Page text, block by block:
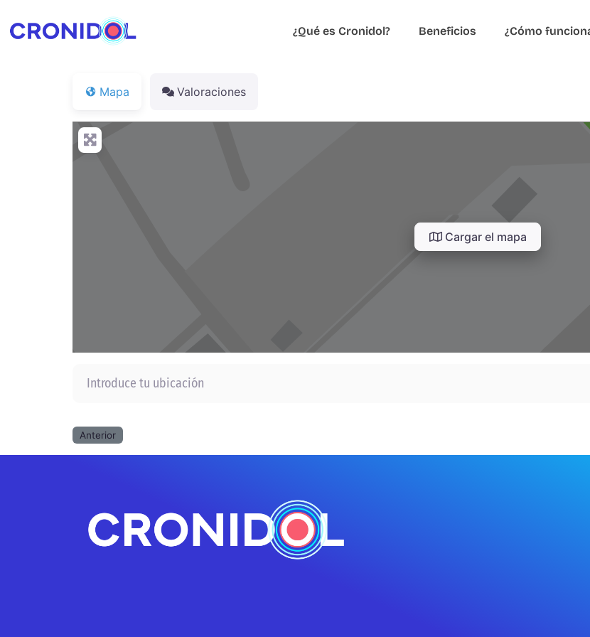
¿Qué es Cronidol? Beneficios ¿Cómo
Mapa Valoraciones
Cargar el mapa
Anterior